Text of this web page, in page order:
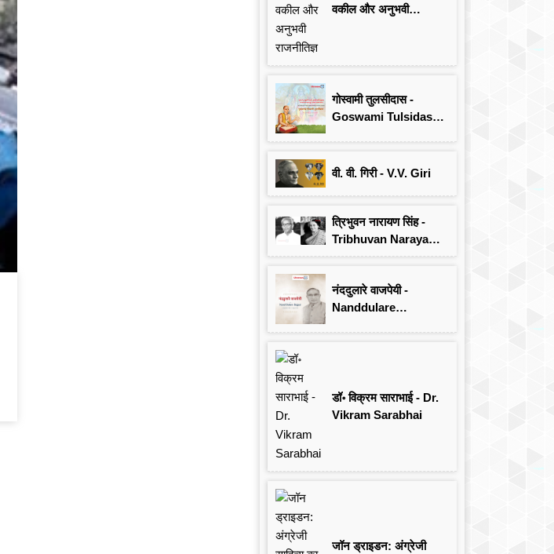
वकील और अनुभवी
गोस्वामी तुलसीदास -
Goswami Tulsidas:
वी. वी. गिरी - V.V. Giri
त्रिभुवन नारायण सिंह -
Tribhuvan Narayan
Singh
नंददुलारे वाजपेयी -
Nanddulare
डॉ॰ विक्रम साराभाई - Dr.
Vikram Sarabhai
जॉन ड्राइडन: अंग्रेजी